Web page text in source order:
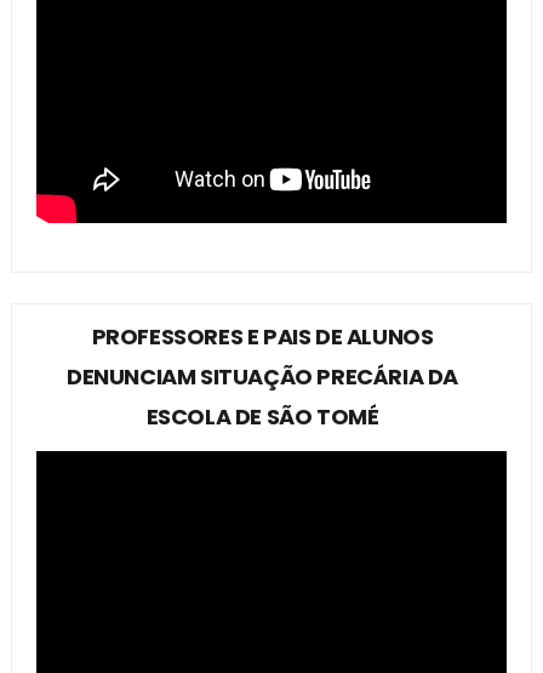
PROFESSORES E PAIS DE ALUNOS
DENUNCIAM SITUAÇÃO PRECÁRIA DA
ESCOLA DE SÃO TOMÉ